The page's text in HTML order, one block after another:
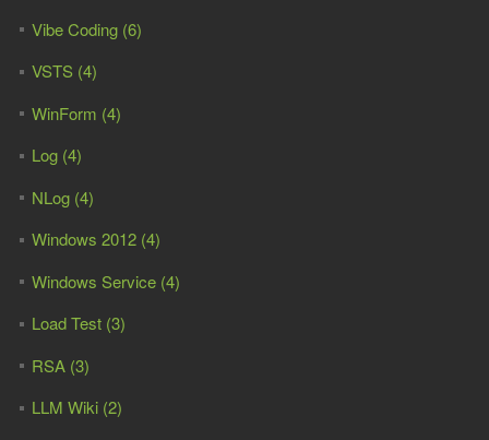
Vibe Coding (6)
VSTS (4)
WinForm (4)
Log (4)
NLog (4)
Windows 2012 (4)
Windows Service (4)
Load Test (3)
RSA (3)
LLM Wiki (2)